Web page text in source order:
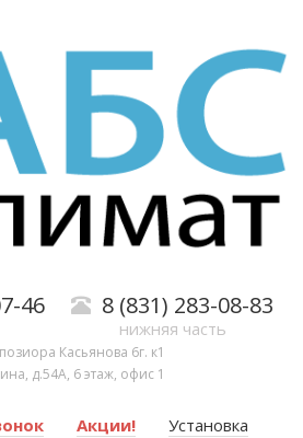
46 8 (831) 283-08-83
нижняя часть
Касьянова 6г. к1
д.54А, 6 этаж, офис 1
Акции!
Установка